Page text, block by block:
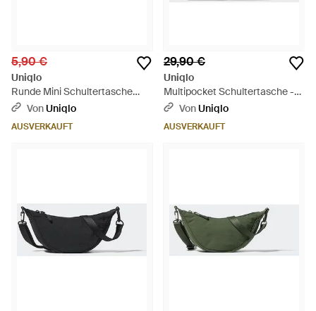
5,90 €
Uniqlo
Runde Mini Schultertasche
(Cord) - Schwarz
VonUniqlo
AUSVERKAUFT
29,90 €
Uniqlo
Multipocket Schultertasche -
Schwarz
VonUniqlo
AUSVERKAUFT